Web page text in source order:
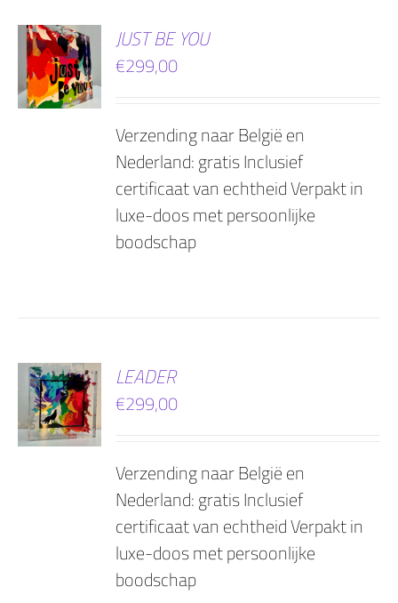
JUST BE YOU
€299,00
Verzending naar België en
Nederland: gratis Inclusief
certificaat van echtheid Verpakt in
luxe-doos met persoonlijke
boodschap
LEADER
€299,00
Verzending naar België en
Nederland: gratis Inclusief
certificaat van echtheid Verpakt in
luxe-doos met persoonlijke
boodschap